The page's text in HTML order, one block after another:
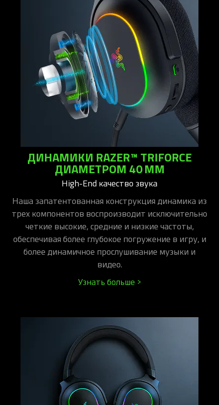
ДИНАМИКИ RAZER™ TRIFORCE
ДИАМЕТРОМ 40 ММ
High-End качество звука
Наша запатентованная конструкция динамика из
трех компонентов воспроизводит исключительно
четкие высокие, средние и низкие частоты,
обеспечивая более глубокое погружение в игру, и
более динамичное прослушивание музыки и
видео.
Узнать больше >